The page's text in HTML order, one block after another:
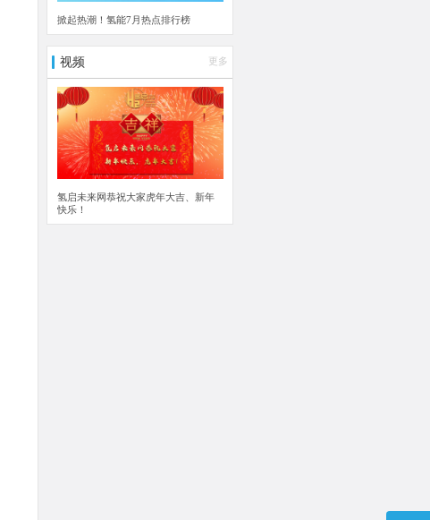
掀起热潮！氢能7月热点排行榜
视频 更多
氢启未来网恭祝大家虎年大吉、新年
快乐！